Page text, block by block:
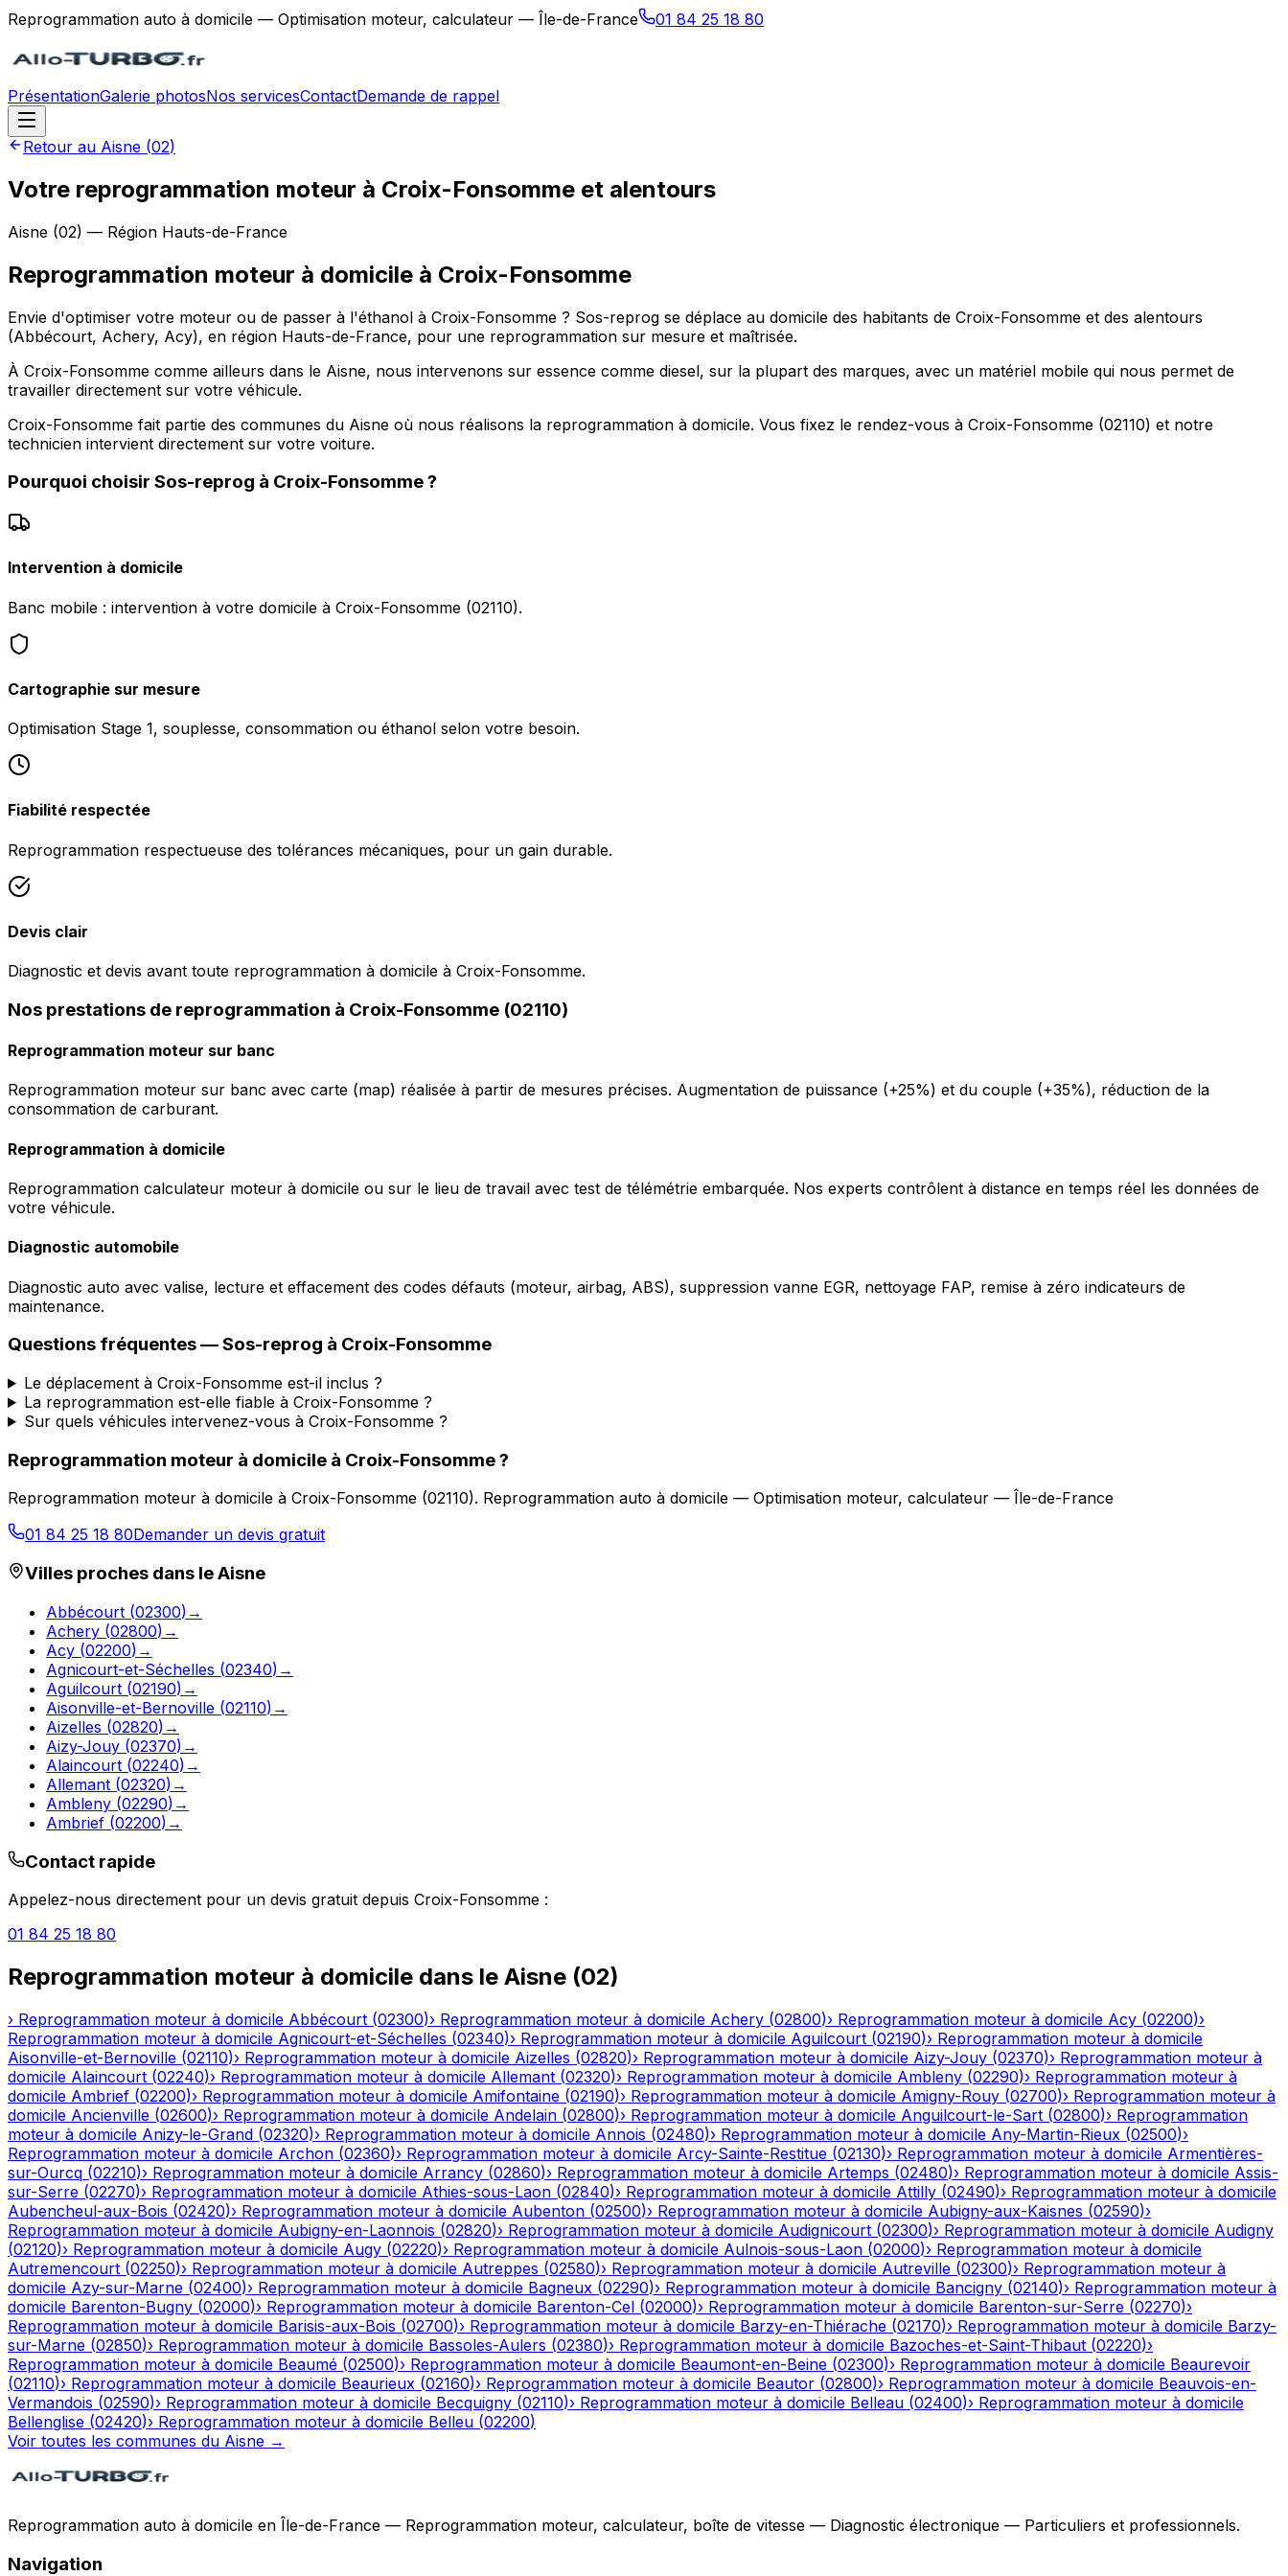
Reprogrammation auto à domicile — Optimisation moteur, calculateur — Île-de-France 01 84 25 18 80
PrésentationGalerie photosNos servicesContactDemande de rappel
Retour au Aisne (02)
Votre reprogrammation moteur à Croix-Fonsomme et alentours
Aisne (02) — Région Hauts-de-France
Reprogrammation moteur à domicile à Croix-Fonsomme
Envie d'optimiser votre moteur ou de passer à l'éthanol à Croix-Fonsomme ? Sos-reprog se déplace au domicile des habitants de Croix-Fonsomme et des alentours
(Abbécourt, Achery, Acy), en région Hauts-de-France, pour une reprogrammation sur mesure et maîtrisée.
À Croix-Fonsomme comme ailleurs dans le Aisne, nous intervenons sur essence comme diesel, sur la plupart des marques, avec un matériel mobile qui nous permet de
travailler directement sur votre véhicule.
Croix-Fonsomme fait partie des communes du Aisne où nous réalisons la reprogrammation à domicile. Vous fixez le rendez-vous à Croix-Fonsomme (02110) et notre
technicien intervient directement sur votre voiture.
Pourquoi choisir Sos-reprog à Croix-Fonsomme?
Intervention à domicile
Banc mobile : intervention à votre domicile à Croix-Fonsomme (02110).
Cartographie sur mesure
Optimisation Stage 1, souplesse, consommation ou éthanol selon votre besoin.
Fiabilité respectée
Reprogrammation respectueuse des tolérances mécaniques, pour un gain durable.
Devis clair
Diagnostic et devis avant toute reprogrammation à domicile à Croix-Fonsomme.
Nos prestations de reprogrammation à Croix-Fonsomme (02110)
Reprogrammation moteur sur banc
Reprogrammation moteur sur banc avec carte (map) réalisée à partir de mesures précises. Augmentation de puissance (+25%) et du couple (+35%), réduction de la
consommation de carburant.
Reprogrammation à domicile
Reprogrammation calculateur moteur à domicile ou sur le lieu de travail avec test de télémétrie embarquée. Nos experts contrôlent à distance en temps réel les données de
votre véhicule.
Diagnostic automobile
Diagnostic auto avec valise, lecture et effacement des codes défauts (moteur, airbag, ABS), suppression vanne EGR, nettoyage FAP, remise à zéro indicateurs de
maintenance.
Questions fréquentes —Sos-reprog à Croix-Fonsomme
Le déplacement à Croix-Fonsomme est-il inclus ?
La reprogrammation est-elle fiable à Croix-Fonsomme ?
Sur quels véhicules intervenez-vous à Croix-Fonsomme ?
Reprogrammation moteur à domicile à Croix-Fonsomme?
Reprogrammation moteur à domicile à Croix-Fonsomme (02110). Reprogrammation auto à domicile — Optimisation moteur, calculateur — Île-de-France
01 84 25 18 80Demander un devis gratuit
Villes proches dans leAisne
Abbécourt (02300) →
Achery (02800) →
Acy (02200) →
Agnicourt-et-Séchelles (02340) →
Aguilcourt (02190) →
Aisonville-et-Bernoville (02110) →
Aizelles (02820) →
Aizy-Jouy (02370) →
Alaincourt (02240) →
Allemant (02320) →
Ambleny (02290) →
Ambrief (02200) →
Contact rapide
Appelez-nous directement pour un devis gratuit depuis Croix-Fonsomme :
01 84 25 18 80
Reprogrammation moteur à domicile dans le Aisne (02)
› Reprogrammation moteur à domicile Abbécourt (02300)› Reprogrammation moteur à domicile Achery (02800)› Reprogrammation moteur à domicile Acy (02200)›
Reprogrammation moteur à domicile Agnicourt-et-Séchelles (02340)› Reprogrammation moteur à domicile Aguilcourt (02190)› Reprogrammation moteur à domicile
Aisonville-et-Bernoville (02110)› Reprogrammation moteur à domicile Aizelles (02820)› Reprogrammation moteur à domicile Aizy-Jouy (02370)› Reprogrammation moteur à
domicile Alaincourt (02240)› Reprogrammation moteur à domicile Allemant (02320)› Reprogrammation moteur à domicile Ambleny (02290)› Reprogrammation moteur à
domicile Ambrief (02200)› Reprogrammation moteur à domicile Amifontaine (02190)› Reprogrammation moteur à domicile Amigny-Rouy (02700)› Reprogrammation moteur à
domicile Ancienville (02600)› Reprogrammation moteur à domicile Andelain (02800)› Reprogrammation moteur à domicile Anguilcourt-le-Sart (02800)› Reprogrammation
moteur à domicile Anizy-le-Grand (02320)› Reprogrammation moteur à domicile Annois (02480)› Reprogrammation moteur à domicile Any-Martin-Rieux (02500)›
Reprogrammation moteur à domicile Archon (02360)› Reprogrammation moteur à domicile Arcy-Sainte-Restitue (02130)› Reprogrammation moteur à domicile Armentières-
sur-Ourcq (02210)› Reprogrammation moteur à domicile Arrancy (02860)› Reprogrammation moteur à domicile Artemps (02480)› Reprogrammation moteur à domicile Assis-
sur-Serre (02270)› Reprogrammation moteur à domicile Athies-sous-Laon (02840)› Reprogrammation moteur à domicile Attilly (02490)› Reprogrammation moteur à domicile
Aubencheul-aux-Bois (02420)› Reprogrammation moteur à domicile Aubenton (02500)› Reprogrammation moteur à domicile Aubigny-aux-Kaisnes (02590)›
Reprogrammation moteur à domicile Aubigny-en-Laonnois (02820)› Reprogrammation moteur à domicile Audignicourt (02300)› Reprogrammation moteur à domicile Audigny
(02120)› Reprogrammation moteur à domicile Augy (02220)› Reprogrammation moteur à domicile Aulnois-sous-Laon (02000)› Reprogrammation moteur à domicile
Autremencourt (02250)› Reprogrammation moteur à domicile Autreppes (02580)› Reprogrammation moteur à domicile Autreville (02300)› Reprogrammation moteur à
domicile Azy-sur-Marne (02400)› Reprogrammation moteur à domicile Bagneux (02290)› Reprogrammation moteur à domicile Bancigny (02140)› Reprogrammation moteur à
domicile Barenton-Bugny (02000)› Reprogrammation moteur à domicile Barenton-Cel (02000)› Reprogrammation moteur à domicile Barenton-sur-Serre (02270)›
Reprogrammation moteur à domicile Barisis-aux-Bois (02700)› Reprogrammation moteur à domicile Barzy-en-Thiérache (02170)› Reprogrammation moteur à domicile Barzy-
sur-Marne (02850)› Reprogrammation moteur à domicile Bassoles-Aulers (02380)› Reprogrammation moteur à domicile Bazoches-et-Saint-Thibaut (02220)›
Reprogrammation moteur à domicile Beaumé (02500)› Reprogrammation moteur à domicile Beaumont-en-Beine (02300)› Reprogrammation moteur à domicile Beaurevoir
(02110)› Reprogrammation moteur à domicile Beaurieux (02160)› Reprogrammation moteur à domicile Beautor (02800)› Reprogrammation moteur à domicile Beauvois-en-
Vermandois (02590)› Reprogrammation moteur à domicile Becquigny (02110)› Reprogrammation moteur à domicile Belleau (02400)› Reprogrammation moteur à domicile
Bellenglise (02420)› Reprogrammation moteur à domicile Belleu (02200)
Voir toutes les communes du Aisne →
Reprogrammation auto à domicile en Île-de-France — Reprogrammation moteur, calculateur, boîte de vitesse — Diagnostic électronique — Particuliers et professionnels.
Navigation